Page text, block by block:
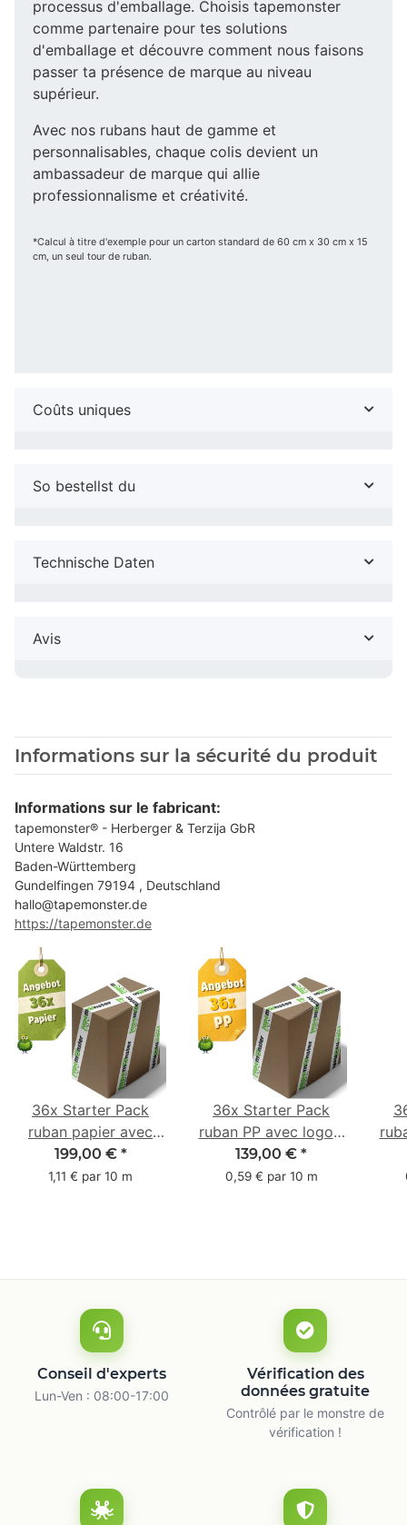
processus d'emballage. Choisis tapemonster
comme partenaire pour tes solutions
d'emballage et découvre comment nous faisons
passer ta présence de marque au niveau
supérieur.
Avec nos rubans haut de gamme et
personnalisables, chaque colis devient un
ambassadeur de marque qui allie
professionnalisme et créativité.
*Calcul à titre d'exemple pour un carton standard de 60 cm x 30 cm x 15
cm, un seul tour de ruban.
Coûts uniques
So bestellst du
Technische Daten
Avis
Informations sur la sécurité du produit
Informations sur le fabricant:
tapemonster® - Herberger & Terzija GbR
Untere Waldstr. 16
Baden-Württemberg
Gundelfingen 79194 , Deutschland
hallo@tapemonster.de
https://tapemonster.de
36x Starter Pack
ruban papier avec
logo - 1 couleur - 50
mm x 50 m -
199,00 € *
1,11 € par 10 m
36x Starter Pack
ruban PP avec logo -
1 couleur - 48 mm x
66 m
139,00 € *
0,59 € par 10 m
Conseil d'experts
Lun-Ven : 08:00-17:00
Vérification des
données gratuite
Contrôlé par le monstre de
vérification !